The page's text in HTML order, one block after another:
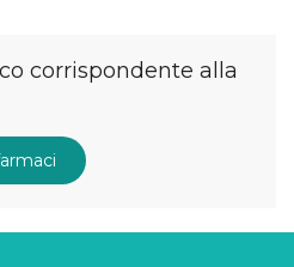
corrispondente alla